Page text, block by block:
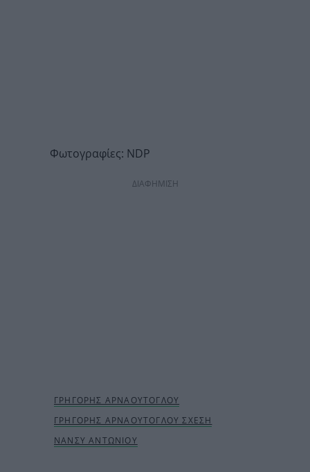
Φωτογραφίες: NDP
ΔΙΑΦΗΜΙΣΗ